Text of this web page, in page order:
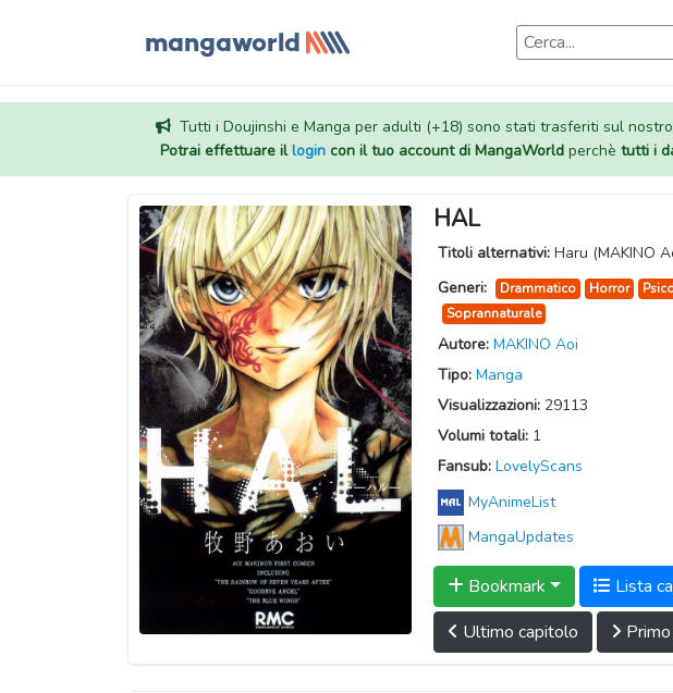
Tutti i Doujinshi e Manga per adulti (+18) sono stati trasferiti sul
Potrai effettuare illogincon il tuo account di MangaWorldperchè tutti i
HAL
Titoli alternativi: Haru (MAKINO
Generi:
Drammatico Horror
Soprannaturale
Autore: MAKINO Aoi
Tipo: Manga
Visualizzazioni: 29113
Volumi totali: 1
Fansub: LovelyScans
MyAnimeList
MangaUpdates
Bookmark Lista
Ultimo capitolo